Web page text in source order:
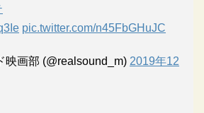
pic.twitter.com/n45FbGHuJC
画部 (@realsound_m) 2019年12